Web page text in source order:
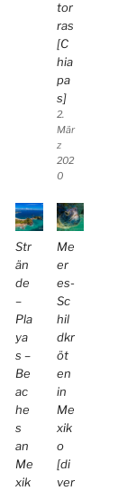
tor
ras
[C
hia
pa
s]
2.
Mär
z
202
0
Str
än
de
–
Pla
ya
s –
Be
ac
he
s
an
Me
xik
Me
er
es-
Sc
hil
dkr
öt
en
in
Me
xik
o
[di
ver